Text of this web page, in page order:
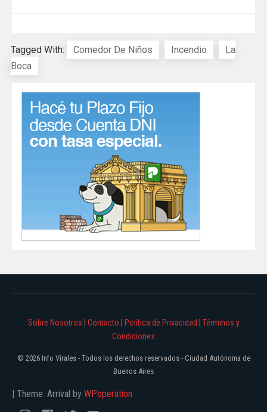
Tagged With: Comedor De Niños Incendio
La
Boca
Sobre Nosotros Contacto Política de Privacidad
Términos y
Condiciones
© 2026 Info Virales - Todos los derechos reservados - Ciudad Autónoma de
Buenos Aires
Theme: Arrival by WPoperation